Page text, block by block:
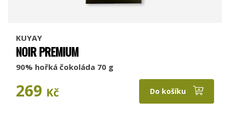
KUYAY
NOIR PREMIUM
90% hořká čokoláda 70 g
269 Kč Do košíku